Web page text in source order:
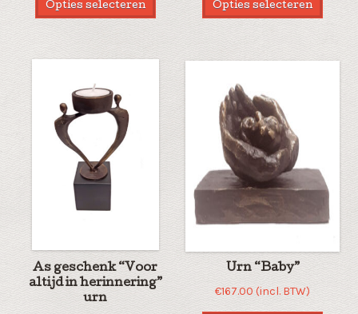
Opties selecteren Opties selecteren
As geschenk “Voor
altijd in herinnering”
urn
Urn “Baby”
€167.00 (incl. BTW)